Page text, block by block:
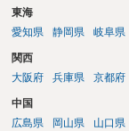
東海
愛知県
静岡県 岐阜県
関西
大阪府
兵庫県 京都府
中国
広島県
岡山県 山口県